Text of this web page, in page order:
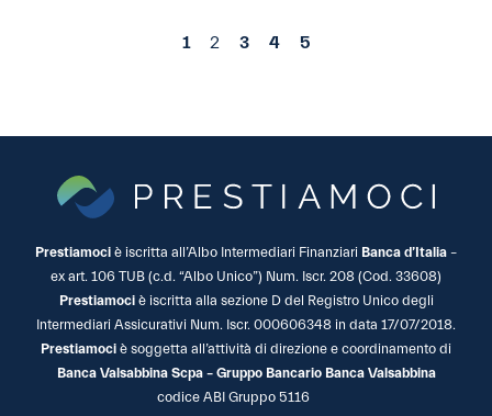
1 2 3 4 5
Prestiamoci è iscritta all’Albo Intermediari Finanziari Banca d’Italia –
ex art. 106 TUB (c.d. “Albo Unico”) Num. Iscr. 208 (Cod. 33608)
Prestiamociè iscritta alla sezione D del Registro Unico degli
Intermediari Assicurativi Num. Iscr. 000606348 in data 17/07/2018.
Prestiamoci è soggetta all’attività di direzione e coordinamento di
Banca Valsabbina Scpa – Gruppo Bancario Banca Valsabbina
codice ABI Gruppo 5116